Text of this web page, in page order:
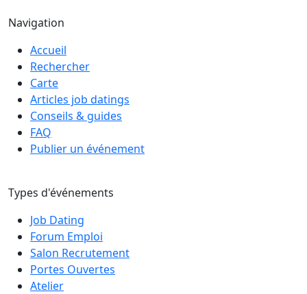
Navigation
Accueil
Rechercher
Carte
Articles job datings
Conseils & guides
FAQ
Publier un événement
Types d'événements
Job Dating
Forum Emploi
Salon Recrutement
Portes Ouvertes
Atelier